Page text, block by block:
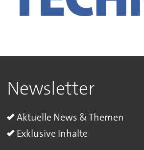
Newsletter
Aktuelle News & Themen
Exklusive Inhalte